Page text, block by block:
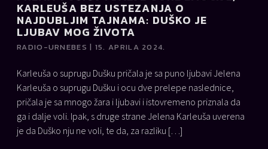
KARLEUŠA BEZ USTEZANJA O
NAJDUBLJIM TAJNAMA: DUŠKO JE
LJUBAV MOG ŽIVOTA
RADIO-URNEBES | 15. APRILA 2024.
Karleuša o suprugu Dušku pričala je sa puno ljubavi Jelena
Karleuša o suprugu Dušku i ocu dve prelepe naslednice,
pričala je sa mnogo žara i ljubavi i istovremeno priznala da
ga i dalje voli. Ipak, s druge strane Jelena Karleuša uverena
je da Duško nju ne voli, te da, za razliku […]